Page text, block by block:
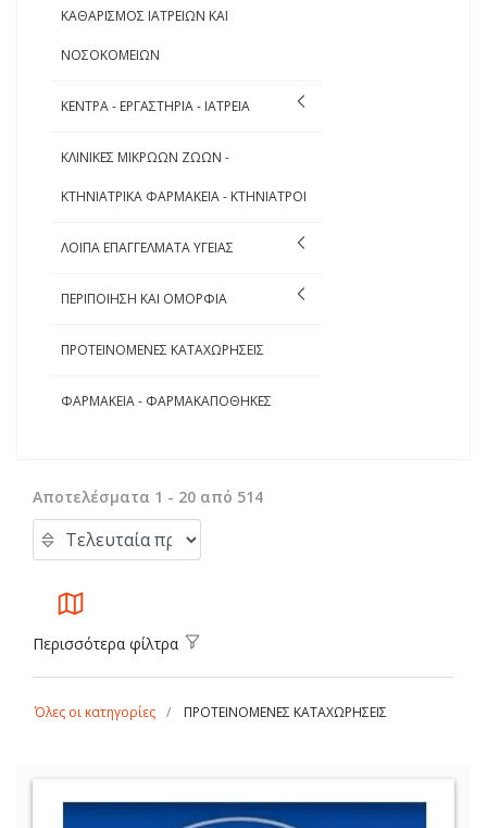
ΚΑΘΑΡΙΣΜΟΣ ΙΑΤΡΕΙΩΝ ΚΑΙ
ΝΟΣΟΚΟΜΕΙΩΝ
ΚΕΝΤΡΑ - ΕΡΓΑΣΤΗΡΙΑ - ΙΑΤΡΕΙΑ
ΚΛΙΝΙΚΕΣ ΜΙΚΡΩΩΝ ΖΩΩΝ -
ΚΤΗΝΙΑΤΡΙΚΑ ΦΑΡΜΑΚΕΙΑ - ΚΤΗΝΙΑΤΡΟΙ
ΛΟΙΠΑ ΕΠΑΓΓΕΛΜΑΤΑ ΥΓΕΙΑΣ
ΠΕΡΙΠΟΙΗΣΗ ΚΑΙ ΟΜΟΡΦΙΑ
ΠΡΟΤΕΙΝΟΜΕΝΕΣ ΚΑΤΑΧΩΡΗΣΕΙΣ
ΦΑΡΜΑΚΕΙΑ - ΦΑΡΜΑΚΑΠΟΘΗΚΕΣ
Αποτελέσματα 1 - 20 από 514
Περισσότερα φίλτρα
Όλες οι κατηγορίες ΠΡΟΤΕΙΝΟΜΕΝΕΣ ΚΑΤΑΧΩΡΗΣΕΙΣ